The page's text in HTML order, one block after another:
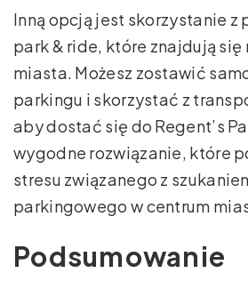
Inną opcją jest skorzystanie z
park & ride, które znajdują się
miasta. Możesz zostawić
parkingu i skorzystać z
aby dostać się do Regent’s
wygodne rozwiązanie, które
stresu związanego z
parkingowego w centrum
Podsumowanie